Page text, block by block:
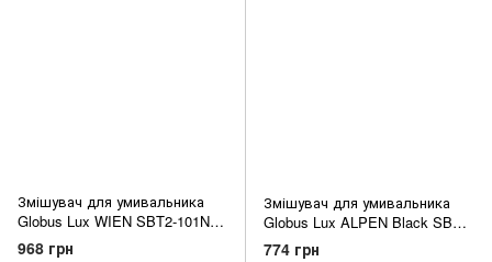
Змішувач для умивальника
Globus Lux WIEN SBT2-101N
STAL 000020355
968 грн
Змішувач для умивальника
Globus Lux ALPEN Black SBT1-
101-BB
774 грн